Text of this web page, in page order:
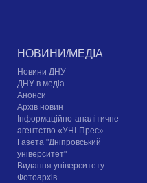
НОВИНИ/МЕДІА
Новини ДНУ
ДНУ в медіа
Анонси
Архів новин
Інформаційно-аналітичне
агентство «УНІ-Прес»
Газета "Дніпровський
університет"
Видання університету
Фотоархів